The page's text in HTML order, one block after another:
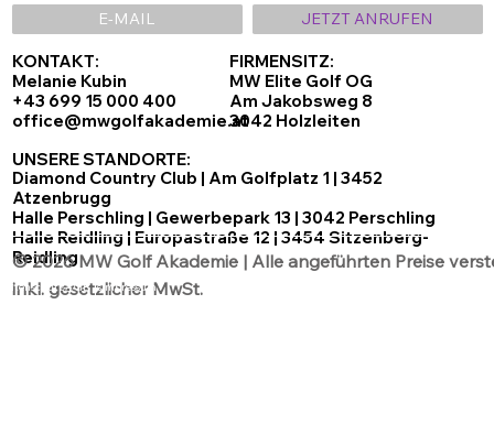
FIRMENSITZ:
MW Elite Golf OG
Am Jakobsweg 8
3042 Holzleiten
Diamond Country Club | Am Golfplatz 1 | 3452
Atzenbrugg
Halle Perschling | Gewerbepark 13 | 3042 Perschling
Halle Reidling | Europastraße 12 | 3454 Sitzenberg-
Reidling
UNSERE STANDORTE:
KONTAKT:
Melanie Kubin
+43 699 15 000 400
office@mwgolfakademie.at
JETZT ANRUFEN
© 2026 MW Golf Akademie | Alle angeführten Preise
inkl. gesetzlicher MwSt.
DatenschutzAGB´sImpressum
E-MAIL